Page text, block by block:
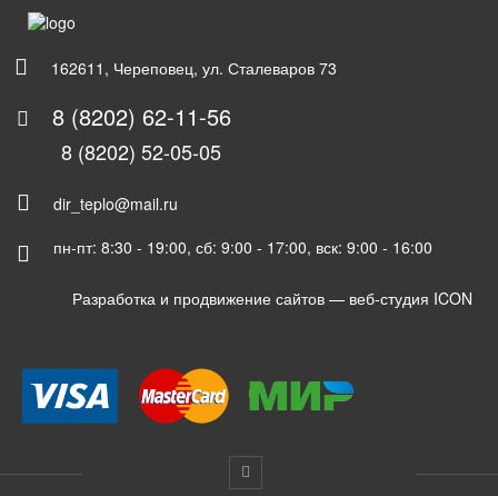
162611, Череповец, ул. Сталеваров 73
8 (8202) 62-11-56
8 (8202) 52-05-05
dir_teplo@mail.ru
пн-пт: 8:30 - 19:00, сб: 9:00 - 17:00, вск: 9:00 - 16:00
Разработка и продвижение сайтов — веб-студия ICON